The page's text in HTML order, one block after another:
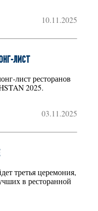
10.11.2025
ЛИСТ
лист ресторанов
2025.
03.11.2025
третья церемония,
в ресторанной